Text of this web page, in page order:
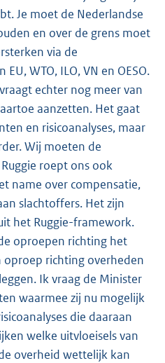
Je moet de Nederlandse
en over de grens moet
via de
WTO, ILO, VN en OESO.
echter nog meer van
aanzetten. Het gaat
en risicoanalyses, maar
Wij moeten de
roept ons ook
name over compensatie,
slachtoffers. Het zijn
het Ruggie-framework.
oproepen richting het
oproep richting overheden
Ik vraag de Minister
waarmee zij nu mogelijk
die daaraan
welke uitvloeisels van
overheid wettelijk kan